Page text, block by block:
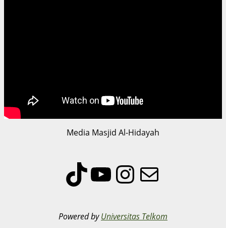
Media Masjid Al-Hidayah
TikTok
YouTube
Instagram
Mail
Powered byUniversitas Telkom